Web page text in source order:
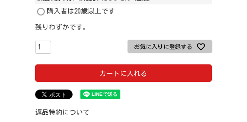
購入者は20歳以上です
残りわずかです。
お気に入りに登録する
カートに入れる
返品特約について